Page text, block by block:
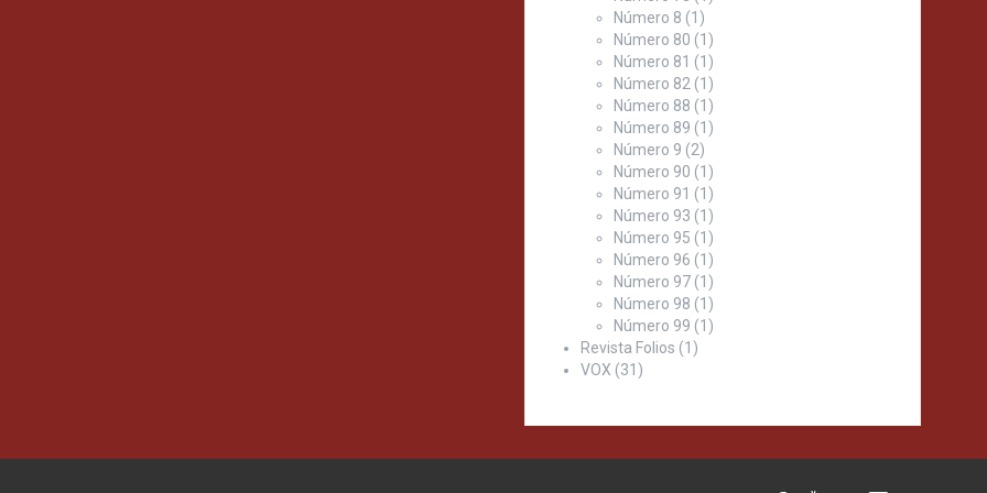
Número 8 (1)
Número 80 (1)
Número 81 (1)
Número 82 (1)
Número 88 (1)
Número 89 (1)
Número 9 (2)
Número 90 (1)
Número 91 (1)
Número 93 (1)
Número 95 (1)
Número 96 (1)
Número 97(1)
Número 98 (1)
Número 99 (1)
Revista Folios (1)
VOX (31)